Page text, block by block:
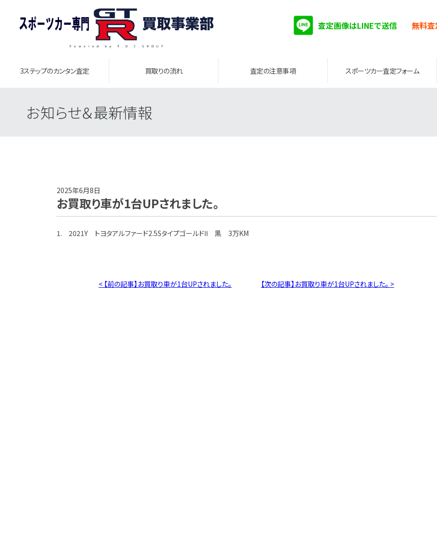
査定画像はLINEで送信 無料査
3ステップのカンタン査定 買取りの流れ 査定の注意事項 スポーツカー査定フォーム
お知らせ＆最新情報
2025年6月8日
お買取り車が1台UPされました。
1. 2021Y トヨタアルファード2.5SタイプゴールドⅡ 黒 3万KM
< 【前の記事】お買取り車が1台UPされました。 【次の記事】お買取り車が1台UPされました。 >